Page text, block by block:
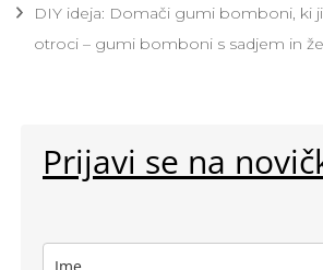
DIY ideja: Domači gumi bomboni, ki
otroci – gumi bomboni s sadjem in
Prijavi se na